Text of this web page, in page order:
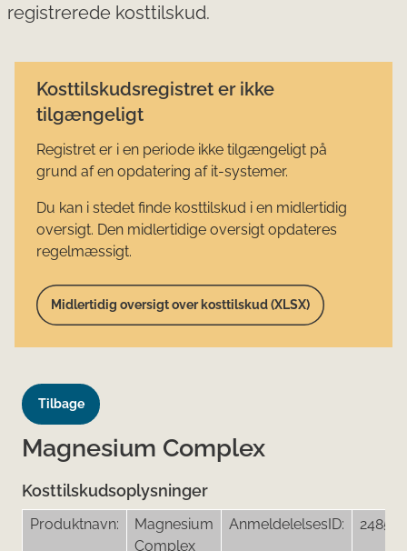
registrerede kosttilskud.
Kosttilskudsregistret er ikke
tilgængeligt
Registret er i en periode ikke tilgængeligt på
grund af en opdatering af it-systemer.
Du kan i stedet finde kosttilskud i en midlertidig
oversigt. Den midlertidige oversigt opdateres
regelmæssigt.
Midlertidig oversigt over kosttilskud (XLSX)
Tilbage
Magnesium Complex
Kosttilskudsoplysninger
Produktnavn:
Magnesium
Complex
AnmeldelelsesID: 24851